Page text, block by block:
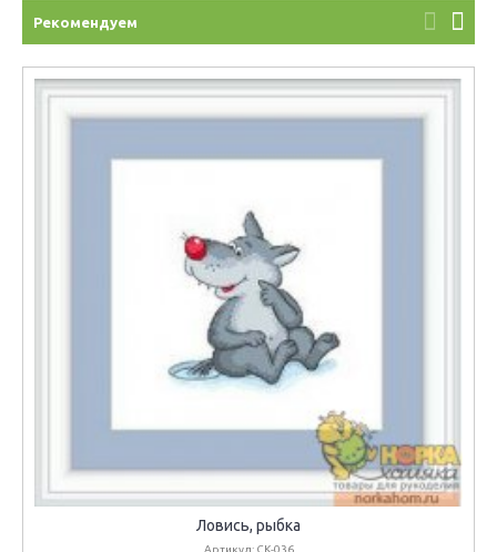
Рекомендуем
Ловись, рыбка
Артикул: СК-036